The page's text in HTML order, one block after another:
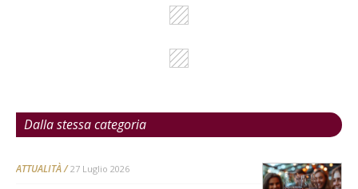
Dalla stessa categoria
ATTUALITÀ 27 Luglio 2026